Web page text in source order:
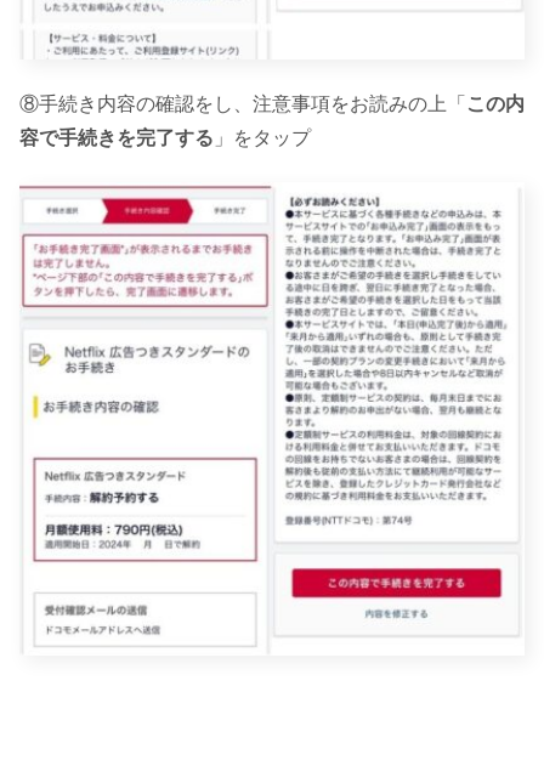
⑧手続き内容の確認をし、注意事項をお読みの上「 この内
容で手続きを完了する 」をタップ